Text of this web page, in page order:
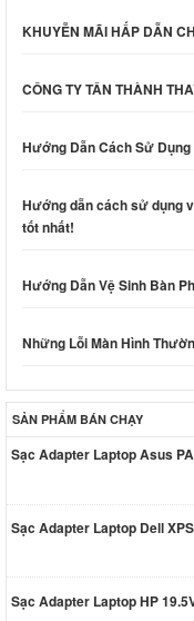
KHUYỄN MÃI HẤP DẪN
CÔNG TY TÂN THÀNH
Hướng Dẫn Cách Sử
Hướng dẫn cách sử dụng
tốt nhất!
Hướng Dẫn Vệ Sinh Bàn
Những Lỗi Màn Hình
SẢN PHẨM BÁN CHẠY
Sạc Adapter Laptop Asus
Sạc Adapter Laptop Dell
Sạc Adapter Laptop HP